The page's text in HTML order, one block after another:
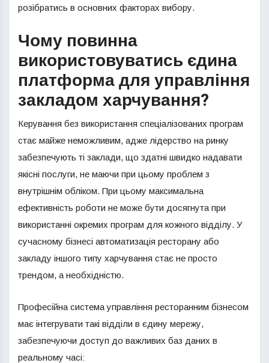
розібратись в основних факторах вибору.
Чому повинна
використовуватись єдина
платформа для управління
закладом харчування?
Керування без використання спеціалізованих програм
стає майже неможливим, адже лідерство на ринку
забезпечують ті заклади, що здатні швидко надавати
якісні послуги, не маючи при цьому проблем з
внутрішнім обліком. При цьому максимальна
ефективність роботи не може бути досягнута при
використанні окремих програм для кожного відділу. У
сучасному бізнесі автоматизація ресторану або
закладу іншого типу харчування стає не просто
трендом, а необхідністю.
Професійна система управління ресторанним бізнесом
має інтегрувати такі відділи в єдину мережу,
забезпечуючи доступ до важливих баз даних в
реальному часі: